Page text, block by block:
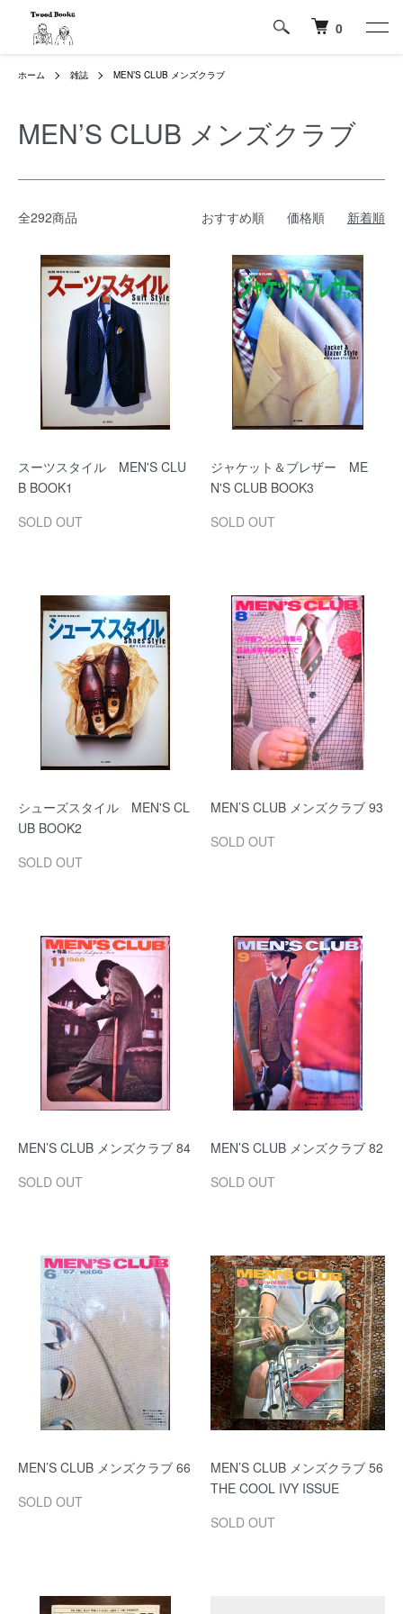
0
ホーム 雑誌 MEN’S CLUB メンズクラブ
MEN’S CLUB メンズクラブ
全292商品 おすすめ順 価格順 新着順
スーツスタイル MEN'S CLU
B BOOK1
SOLD OUT
ジャケット＆ブレザー ME
N'S CLUB BOOK3
SOLD OUT
シューズスタイル MEN'S CL
UB BOOK2
SOLD OUT
MEN’S CLUB メンズクラブ 93
SOLD OUT
MEN’S CLUB メンズクラブ 84
SOLD OUT
MEN’S CLUB メンズクラブ 82
SOLD OUT
MEN’S CLUB メンズクラブ 66
SOLD OUT
MEN’S CLUB メンズクラブ 56
THE COOL IVY ISSUE
SOLD OUT